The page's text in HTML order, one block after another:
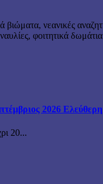
νεανικές
φοιτητικά
2026 Ελεύθερη
20...